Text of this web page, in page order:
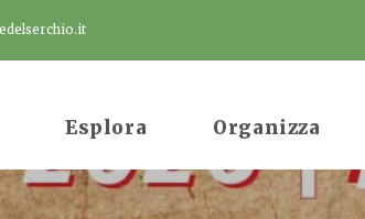
Esplora Organizza